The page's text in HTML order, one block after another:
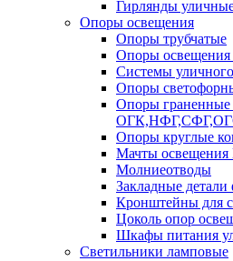
Гирлянды
Опоры освещения
Опоры трубчатые
Опоры освещения
Системы
Опоры
Опоры граненные
Опоры круглые
Мачты
Молниеотводы
Закладные
Кронштейны для
Цоколь опор
Шкафы питания
Светильники ламповые